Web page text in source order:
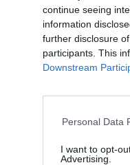
continue seeing
information
further disclosure
participants. This
Downstream
Personal Data
I want to opt-
Advertising.
in divisa. È
per il troppo
Zio D(T)’Oro
Invece è certa la